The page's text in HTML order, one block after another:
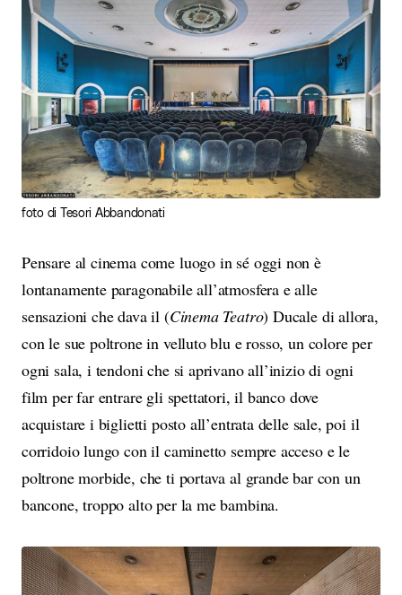
foto di Tesori Abbandonati
Pensare al cinema come luogo in sé oggi non è
lontanamente paragonabile all’atmosfera e alle
sensazioni che dava il (Cinema Teatro) Ducale di allora,
con le sue poltrone in velluto blu e rosso, un colore per
ogni sala, i tendoni che si aprivano all’inizio di ogni
film per far entrare gli spettatori, il banco dove
acquistare i biglietti posto all’entrata delle sale, poi il
corridoio lungo con il caminetto sempre acceso e le
poltrone morbide, che ti portava al grande bar con un
bancone, troppo alto per la me bambina.